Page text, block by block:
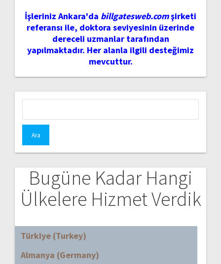
İşleriniz Ankara'da billgatesweb.comşirketi
referansı ile, doktora seviyesinin üzerinde
dereceli uzmanlar tarafından
yapılmaktadır. Her alanla ilgili desteğimiz
mevcuttur.
Bugüne Kadar Hangi
Ülkelere Hizmet Verdik
Türkiye (Turkey)
Almanya (Germany)